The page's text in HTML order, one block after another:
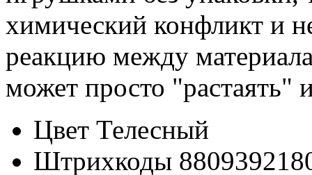
химический конфликт и
реакцию между
может просто "растаять"
Цвет Телесный
Штрихкоды